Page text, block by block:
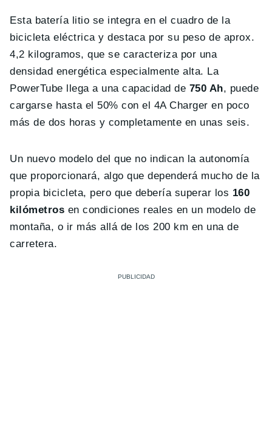
Esta batería litio se integra en el cuadro de la
bicicleta eléctrica y destaca por su peso de aprox.
4,2 kilogramos, que se caracteriza por una
densidad energética especialmente alta. La
PowerTube llega a una capacidad de 750 Ah, puede
cargarse hasta el 50% con el 4A Charger en poco
más de dos horas y completamente en unas seis.
Un nuevo modelo del que no indican la autonomía
que proporcionará, algo que dependerá mucho de la
propia bicicleta, pero que debería superar los 160
kilómetros en condiciones reales en un modelo de
montaña, o ir más allá de los 200 km en una de
carretera.